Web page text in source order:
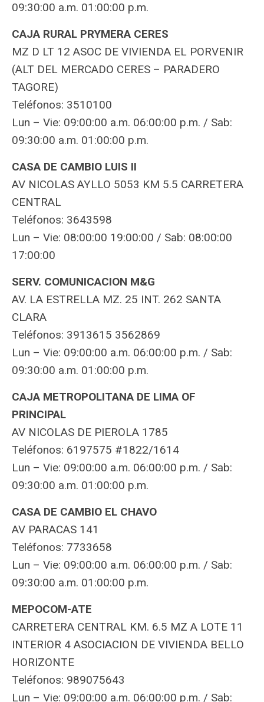
09:30:00 a.m. 01:00:00 p.m.
CAJA RURAL PRYMERA CERES
MZ D LT 12 ASOC DE VIVIENDA EL PORVENIR
(ALT DEL MERCADO CERES – PARADERO
TAGORE)
Teléfonos: 3510100
Lun – Vie: 09:00:00 a.m. 06:00:00 p.m. / Sab:
09:30:00 a.m. 01:00:00 p.m.
CASA DE CAMBIO LUIS II
AV NICOLAS AYLLO 5053 KM 5.5 CARRETERA
CENTRAL
Teléfonos: 3643598
Lun – Vie: 08:00:00 19:00:00 / Sab: 08:00:00
17:00:00
SERV. COMUNICACION M&G
AV. LA ESTRELLA MZ. 25 INT. 262 SANTA
CLARA
Teléfonos: 3913615 3562869
Lun – Vie: 09:00:00 a.m. 06:00:00 p.m. / Sab:
09:30:00 a.m. 01:00:00 p.m.
CAJA METROPOLITANA DE LIMA OF
PRINCIPAL
AV NICOLAS DE PIEROLA 1785
Teléfonos: 6197575 #1822/1614
Lun – Vie: 09:00:00 a.m. 06:00:00 p.m. / Sab:
09:30:00 a.m. 01:00:00 p.m.
CASA DE CAMBIO EL CHAVO
AV PARACAS 141
Teléfonos: 7733658
Lun – Vie: 09:00:00 a.m. 06:00:00 p.m. / Sab:
09:30:00 a.m. 01:00:00 p.m.
MEPOCOM-ATE
CARRETERA CENTRAL KM. 6.5 MZ A LOTE 11
INTERIOR 4 ASOCIACION DE VIVIENDA BELLO
HORIZONTE
Teléfonos: 989075643
Lun – Vie: 09:00:00 a.m. 06:00:00 p.m. / Sab: